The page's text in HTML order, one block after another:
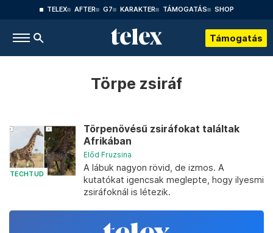
TELEX AFTER G7 KARAKTER TÁMOGATÁS SHOP
Támogatás
Törpe zsiráf
TECHTUD
Törpenövésű zsiráfokat találtak
Afrikában
Előd Fruzsina
A lábuk nagyon rövid, de izmos. A
kutatókat igencsak meglepte, hogy ilyesmi
zsiráfoknál is létezik.